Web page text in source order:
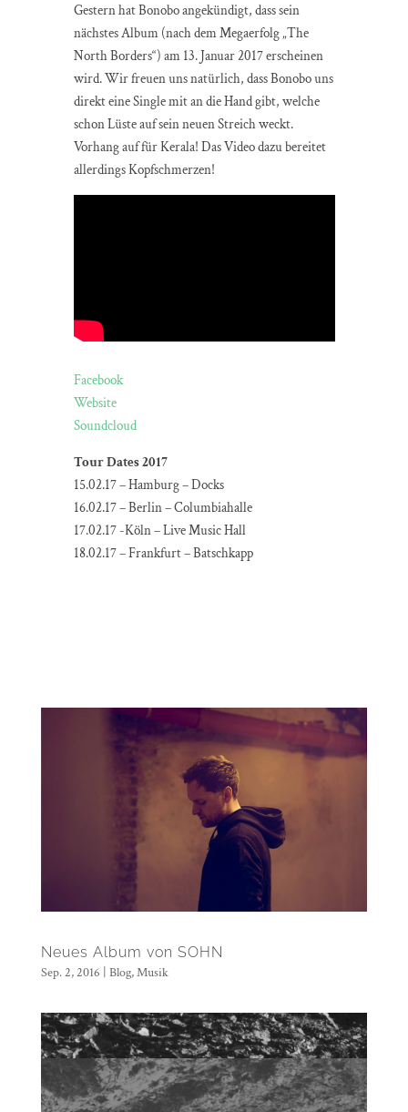
Gestern hat Bonobo angekündigt, dass sein
nächstes Album (nach dem Megaerfolg „The
North Borders“) am 13. Januar 2017 erscheinen
wird. Wir freuen uns natürlich, dass Bonobo uns
direkt eine Single mit an die Hand gibt, welche
schon Lüste auf sein neuen Streich weckt.
Vorhang auf für Kerala! Das Video dazu bereitet
allerdings Kopfschmerzen!
Facebook
Website
Soundcloud
Tour Dates 2017
15.02.17 – Hamburg – Docks
16.02.17 – Berlin – Columbiahalle
17.02.17 -Köln – Live Music Hall
18.02.17 – Frankfurt – Batschkapp
Neues Album von SOHN
Sep. 2, 2016 Blog,Musik